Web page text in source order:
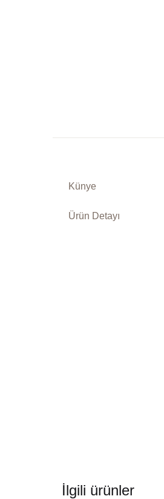
Künye
Ürün Detayı
İlgili ürünler